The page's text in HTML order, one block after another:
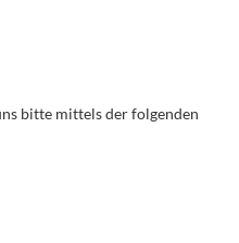
bitte mittels der folgenden